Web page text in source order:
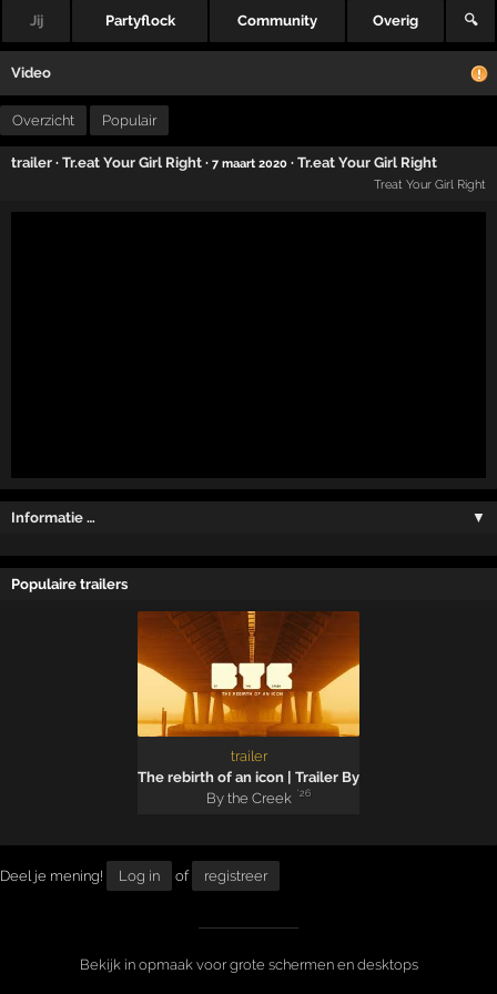
Jij Partyflock Community Overig 🔍
Video
Overzicht Populair
trailer ·Tr.eat Your Girl Right ·7 maart 2020 ·Tr.eat Your Girl Right
Treat Your Girl Right
Informatie … ▼
Populaire trailers
trailer
The rebirth of an icon | Trailer By the Creek 2026
By the Creek '26
Deel je mening! Log in of registreer
Bekijk in opmaak voor grote schermen en desktops